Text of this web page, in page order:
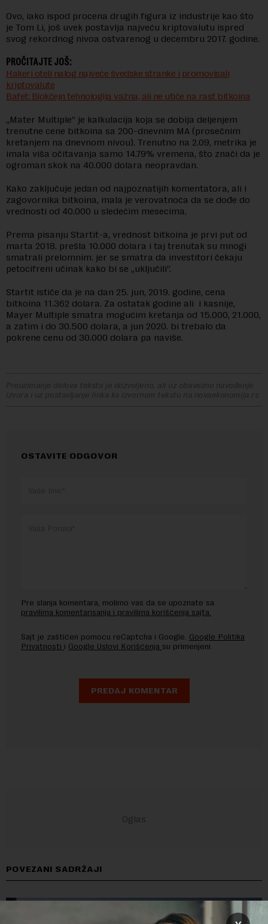
Ovo, iako ispod procena drugih figura iz industrije kao što
je Tom Li, još uvek postavlja najveću kriptovalutu ispred
svog rekordnog nivoa ostvarenog u decembru 2017. godine.
PROČITAJTE JOŠ:
Hakeri oteli nalog najveće švedske stranke i promovisali
kriptovalute
Bafet: Blokčejn tehnologija važna, ali ne utiče na rast bitkoina
„Mater Multiple” je kalkulacija koja se dobija deljenjem
trenutne cene bitkoina sa 200-dnevnim MA (prosečnim
kretanjem na dnevnom nivou). Trenutno na 2.09, metrika je
imala viša očitavanja samo 14.79% vremena, što znači da je
ogroman skok na 40.000 dolara neopravdan.
Kako zaključuje jedan od najpoznatijih komentatora, ali i
zagovornika bitkoina, mala je verovatnoća da se dođe do
vrednosti od 40.000 u sledećim mesecima.
Prema pisanju Startit-a, vrednost bitkoina je prvi put od
marta 2018. prešla 10.000 dolara i taj trenutak su mnogi
smatrali prelomnim. jer se smatra da investitori čekaju
petocifreni učinak kako bi se „uključili”.
Startit ističe da je na dan 25. jun, 2019. godine, cena
bitkoina 11.362 dolara. Za ostatak godine ali i kasnije,
Mayer Multiple smatra mogućim kretanja od 15.000, 21.000,
a zatim i do 30.500 dolara, a jun 2020. bi trebalo da
pokrene cenu od 30.000 dolara pa naviše.
Preuzimanje delova teksta je dozvoljeno, ali uz obavezno navođenje
izvora i uz postavljanje linka ka izvornom tekstu na novaekonomija.rs
OSTAVITE ODGOVOR
Pre slanja komentara, molimo vas da se upoznate sa
pravilima komentarisanja i pravilima korišćenja sajta.
Sajt je zaštićen pomocu reCaptcha i Google. Google Politika
Privatnosti i Google Uslovi Korišćenja su primenjeni.
POVEZANI SADRŽAJI